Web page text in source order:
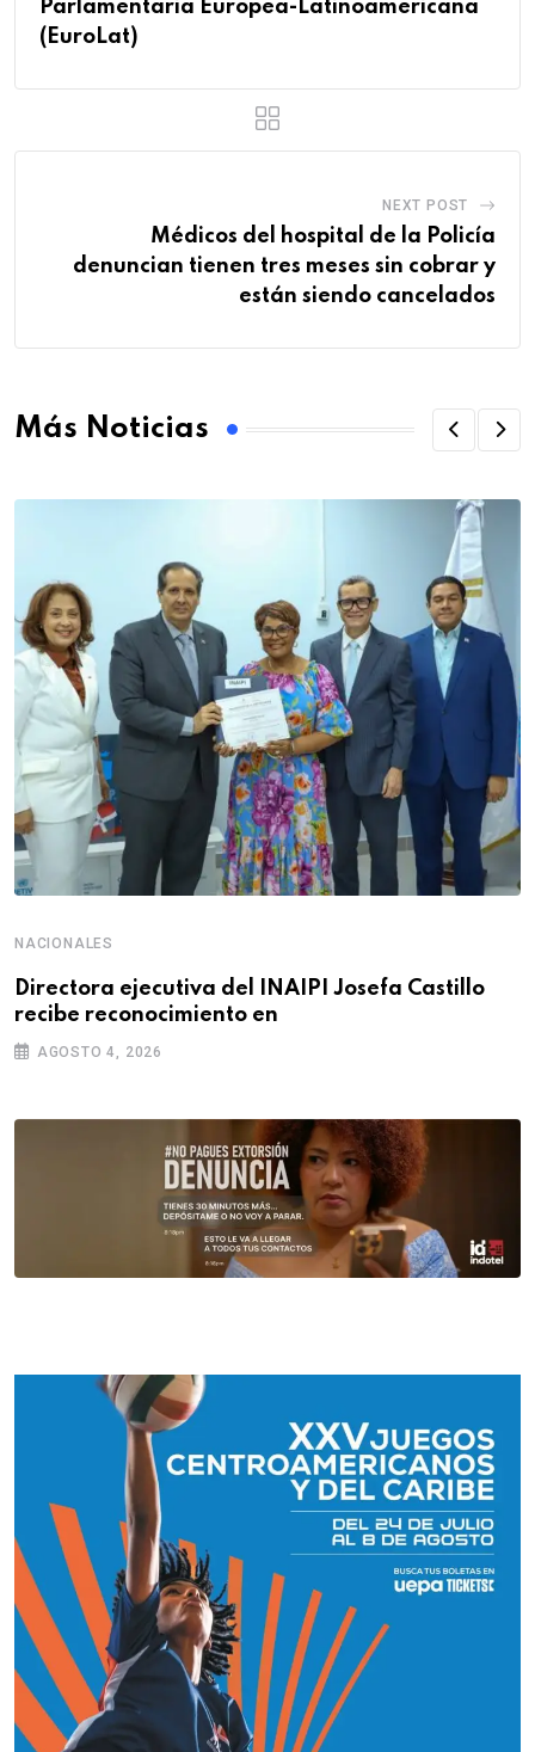
Parlamentaria Europea-Latinoamericana
(EuroLat)
NEXT POST
Médicos del hospital de la Policía
denuncian tienen tres meses sin cobrar y
están siendo cancelados
Más Noticias
NACIONALES
Directora ejecutiva del INAIPI Josefa Castillo
recibe reconocimiento en
AGOSTO 4, 2026